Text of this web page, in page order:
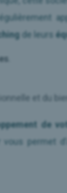
de leurs
et du
de
vous permet